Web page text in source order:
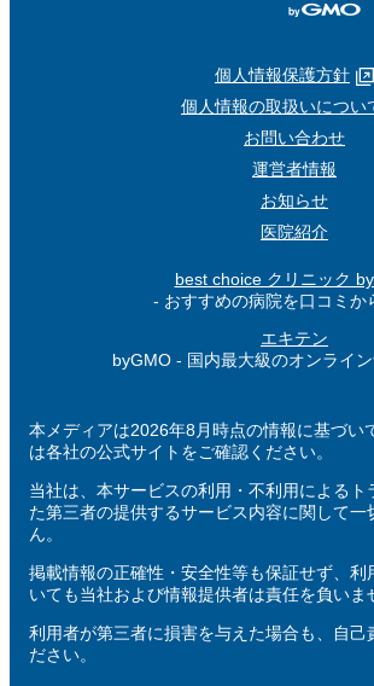
個人情報保護方針
個人情報の取扱いについ
お問い合わせ
運営者情報
お知らせ
医院紹介
best choice クリニック
- おすすめの病院を口コミか
エキテン
byGMO - 国内最大級のオンライ
本メディアは2026年8月時点の情報に基づい
は各社の公式サイトをご確認ください。
当社は、本サービスの利用・不利用によるト
た第三者の提供するサービス内容に関して一
ん。
掲載情報の正確性・安全性等も保証せず、利
いても当社および情報提供者は責任を負いま
利用者が第三者に損害を与えた場合も、自己
ださい。